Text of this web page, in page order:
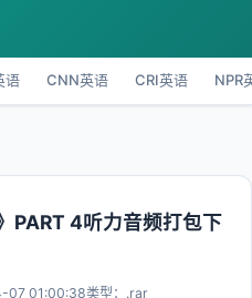
语 CNN英语 CRI英语 NPR
PART 4听力音频打包下
07 01:00:38类型：.rar